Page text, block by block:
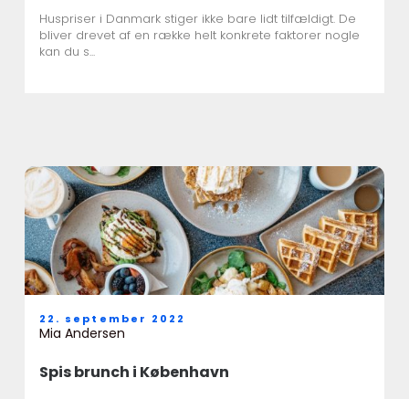
Huspriser i Danmark stiger ikke bare lidt tilfældigt. De
bliver drevet af en række helt konkrete faktorer nogle
kan du s...
Spis brunch i København
22. september 2022
Mia Andersen